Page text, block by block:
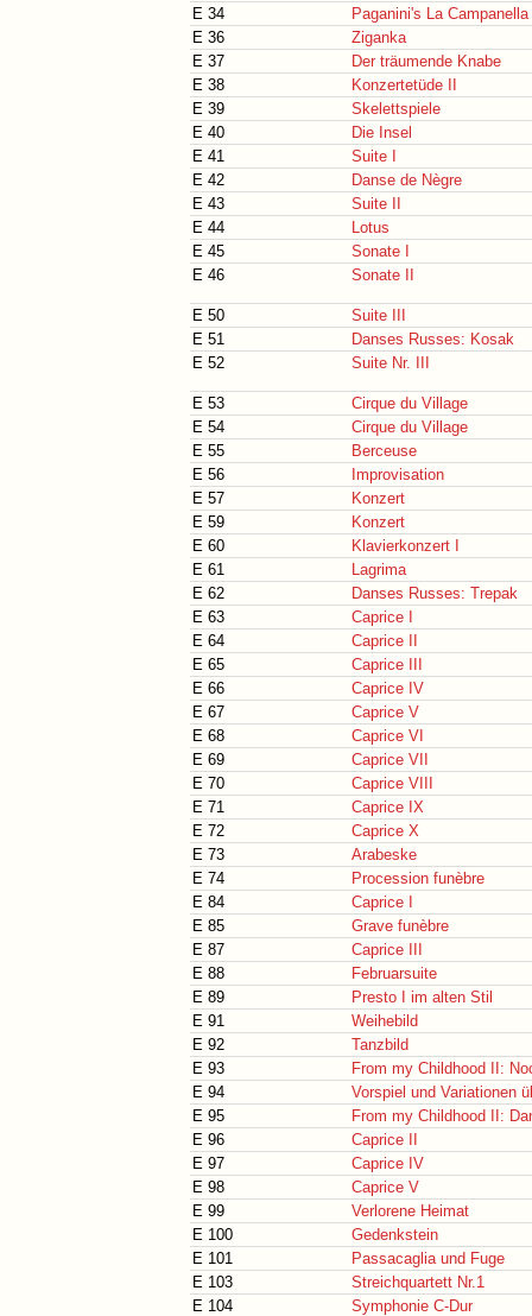
E 34
Paganini's La Campanella
E 36
Ziganka
E 37
Der träumende Knabe
E 38
Konzertetüde II
E 39
Skelettspiele
E 40
Die Insel
E 41
Suite I
E 42
Danse de Nègre
E 43
Suite II
E 44
Lotus
E 45
Sonate I
E 46
Sonate II
E 50
Suite III
E 51
Danses Russes: Kosak
E 52
Suite Nr. III
E 53
Cirque du Village
E 54
Cirque du Village
E 55
Berceuse
E 56
Improvisation
E 57
Konzert
E 59
Konzert
E 60
Klavierkonzert I
E 61
Lagrima
E 62
Danses Russes: Trepak
E 63
Caprice I
E 64
Caprice II
E 65
Caprice III
E 66
Caprice IV
E 67
Caprice V
E 68
Caprice VI
E 69
Caprice VII
E 70
Caprice VIII
E 71
Caprice IX
E 72
Caprice X
E 73
Arabeske
E 74
Procession funèbre
E 84
Caprice I
E 85
Grave funèbre
E 87
Caprice III
E 88
Februarsuite
E 89
Presto I im alten Stil
E 91
Weihebild
E 92
Tanzbild
E 93
From my Childhood II:
E 94
Vorspiel und Variationen
E 95
From my Childhood II:
E 96
Caprice II
E 97
Caprice IV
E 98
Caprice V
E 99
Verlorene Heimat
E 100
Gedenkstein
E 101
Passacaglia und Fuge
E 103
Streichquartett Nr.1
E 104
Symphonie C-Dur